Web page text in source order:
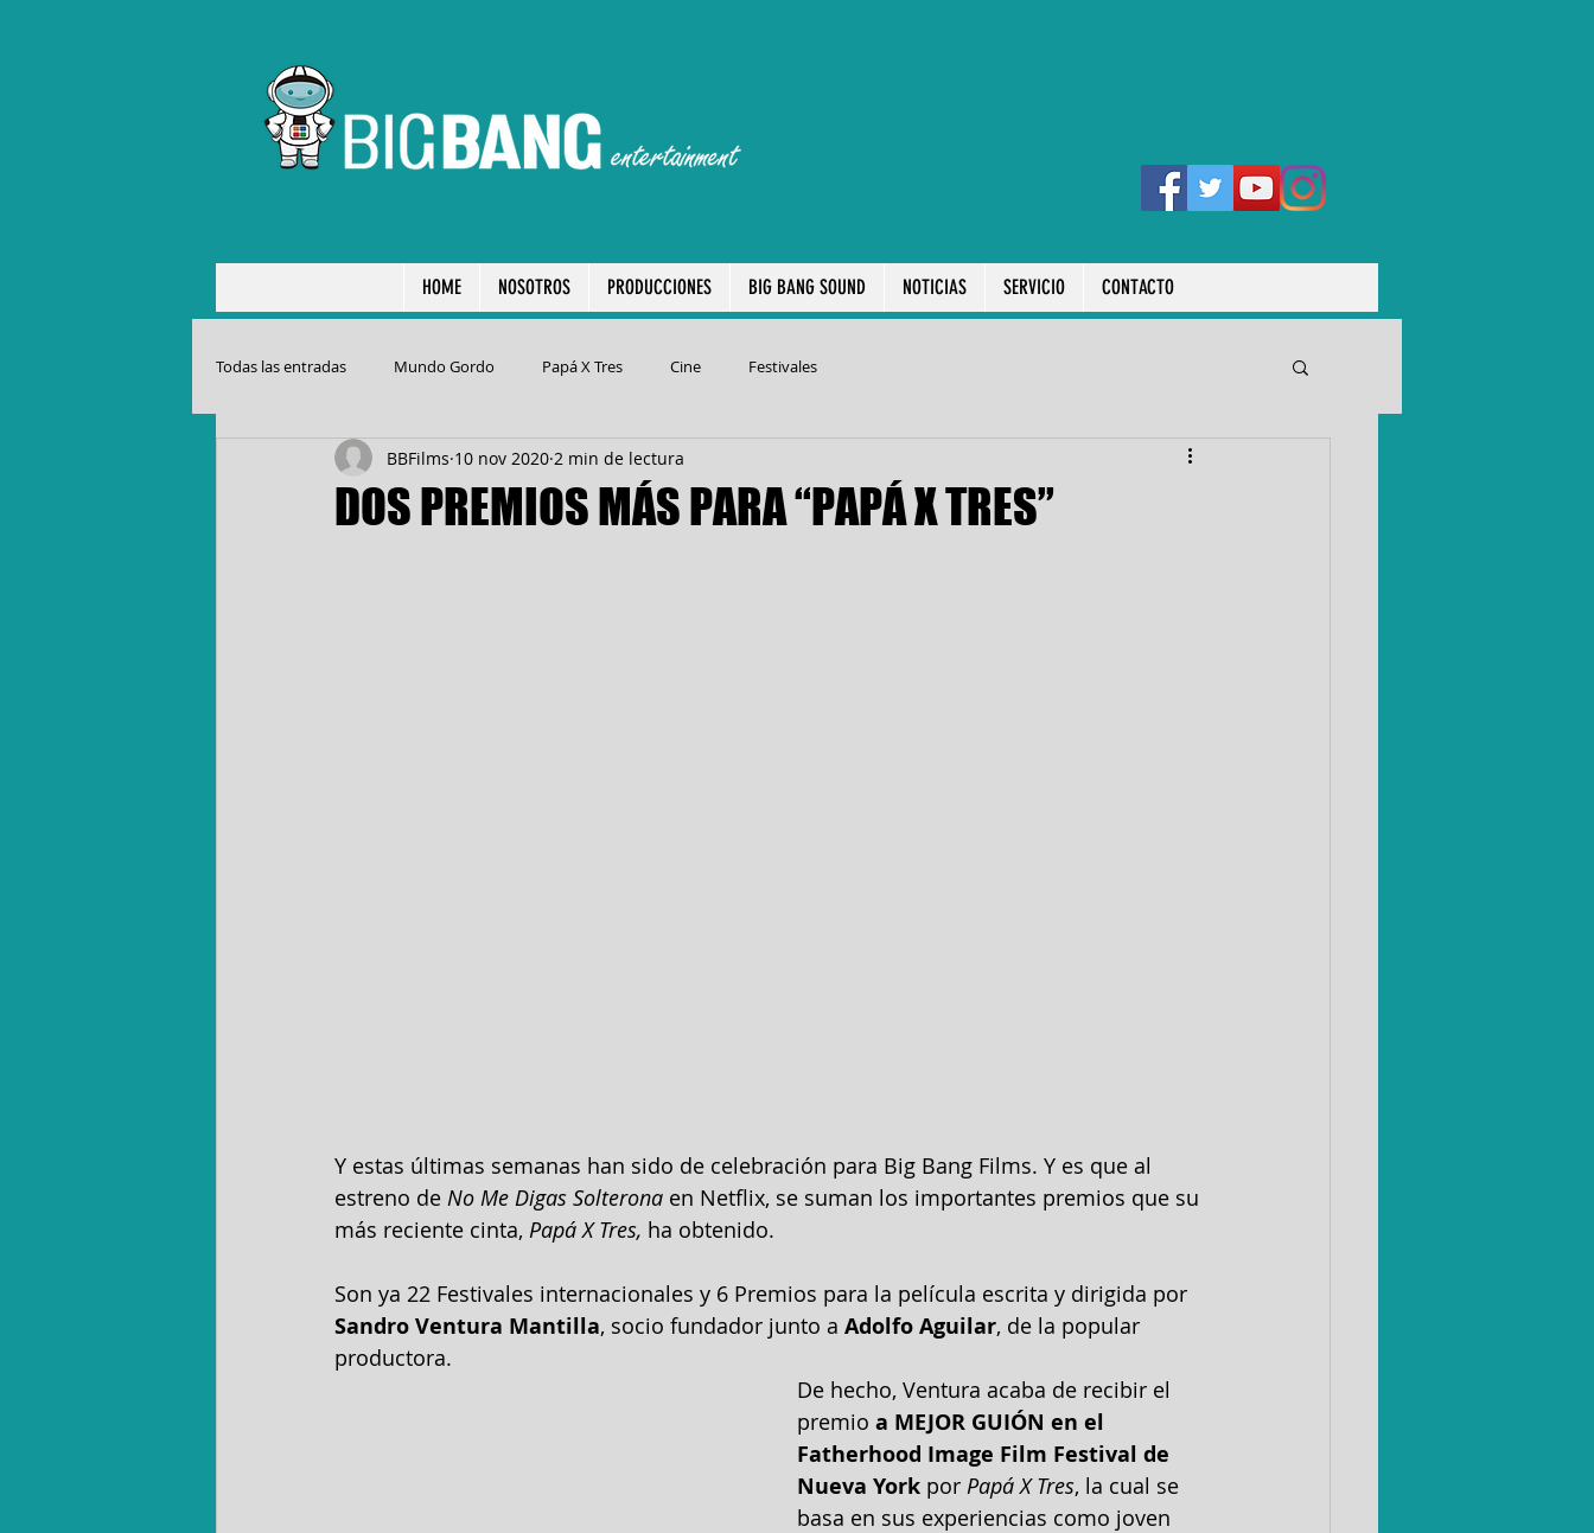
HOME NOSOTROS PRODUCCIONES BIG BANG SOUND NOTICIAS SERVICIO CONTACTO
Todas las entradas Mundo Gordo Papá X Tres Cine Festivales
DOS PREMIOS MÁS PARA “PAPÁ X TRES”
BBFilms 10 nov 2020 2 min de lectura
Y estas últimas semanas han sido de celebración para Big Bang Films. Y es que al
estreno de No Me Digas Solterona en Netflix, se suman los importantes premios que su
más reciente cinta, Papá X Tres, ha obtenido.
Son ya 22 Festivales internacionales y 6 Premios para la película escrita y dirigida por
Sandro Ventura Mantilla, socio fundador junto a Adolfo Aguilar, de la popular
productora.
De hecho, Ventura acaba de recibir el
premio a MEJOR GUIÓN en el
Fatherhood Image Film Festival de
Nueva York por Papá X Tres, la cual se
basa en sus experiencias como joven